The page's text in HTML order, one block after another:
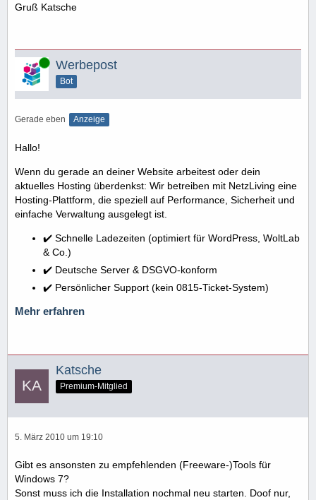
Gruß Katsche
Online Werbepost
Bot
Gerade eben Anzeige
Hallo!
Wenn du gerade an deiner Website arbeitest oder dein
aktuelles Hosting überdenkst: Wir betreiben mit NetzLiving eine
Hosting-Plattform, die speziell auf Performance, Sicherheit und
einfache Verwaltung ausgelegt ist.
✔️ Schnelle Ladezeiten (optimiert für WordPress, WoltLab
& Co.)
✔️ Deutsche Server & DSGVO-konform
✔️ Persönlicher Support (kein 0815-Ticket-System)
Mehr erfahren
Katsche
Premium-Mitglied
5. März 2010 um 19:10
Gibt es ansonsten zu empfehlenden (Freeware-)Tools für
Windows 7?
Sonst muss ich die Installation nochmal neu starten. Doof nur,